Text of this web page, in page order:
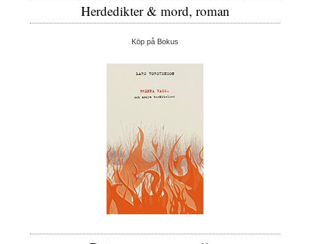
Herdedikter & mord, roman
Köp på Bokus